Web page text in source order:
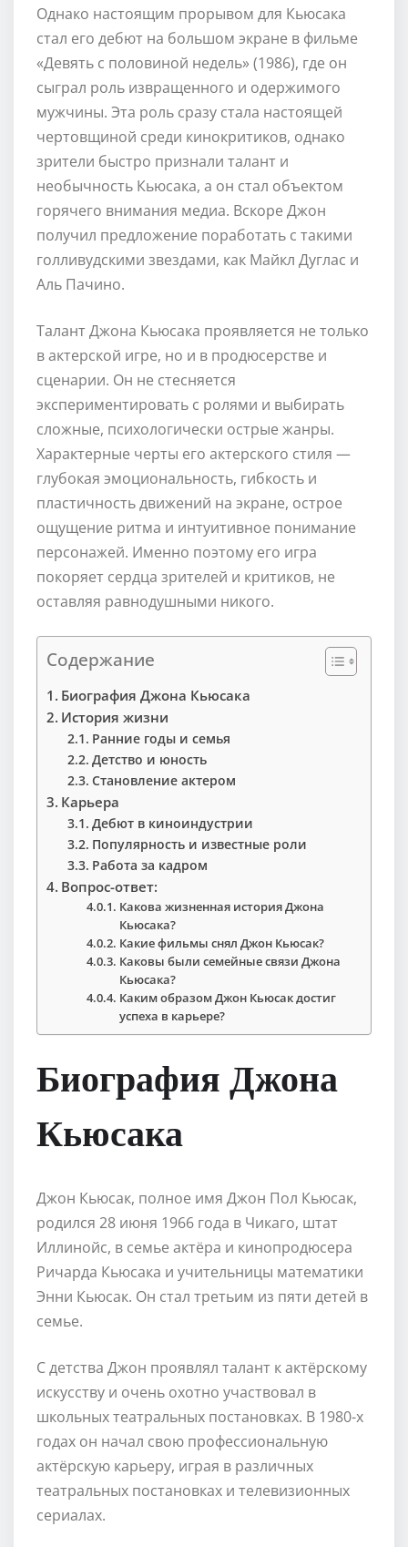
Однако настоящим прорывом для Кьюсака
стал его дебют на большом экране в фильме
«Девять с половиной недель» (1986), где он
сыграл роль извращенного и одержимого
мужчины. Эта роль сразу стала настоящей
чертовщиной среди кинокритиков, однако
зрители быстро признали талант и
необычность Кьюсака, а он стал объектом
горячего внимания медиа. Вскоре Джон
получил предложение поработать с такими
голливудскими звездами, как Майкл Дуглас и
Аль Пачино.
Талант Джона Кьюсака проявляется не только
в актерской игре, но и в продюсерстве и
сценарии. Он не стесняется
экспериментировать с ролями и выбирать
сложные, психологически острые жанры.
Характерные черты его актерского стиля —
глубокая эмоциональность, гибкость и
пластичность движений на экране, острое
ощущение ритма и интуитивное понимание
персонажей. Именно поэтому его игра
покоряет сердца зрителей и критиков, не
оставляя равнодушными никого.
Содержание
Биография Джона Кьюсака
История жизни
Ранние годы и семья
Детство и юность
Становление актером
Карьера
Дебют в киноиндустрии
Популярность и известные роли
Работа за кадром
Вопрос-ответ:
Какова жизненная история Джона
Кьюсака?
Какие фильмы снял Джон Кьюсак?
Каковы были семейные связи Джона
Кьюсака?
Каким образом Джон Кьюсак достиг
успеха в карьере?
Биография Джона
Кьюсака
Джон Кьюсак, полное имя Джон Пол Кьюсак,
родился 28 июня 1966 года в Чикаго, штат
Иллинойс, в семье актёра и кинопродюсера
Ричарда Кьюсака и учительницы математики
Энни Кьюсак. Он стал третьим из пяти детей в
семье.
С детства Джон проявлял талант к актёрскому
искусству и очень охотно участвовал в
школьных театральных постановках. В 1980-х
годах он начал свою профессиональную
актёрскую карьеру, играя в различных
театральных постановках и телевизионных
сериалах.